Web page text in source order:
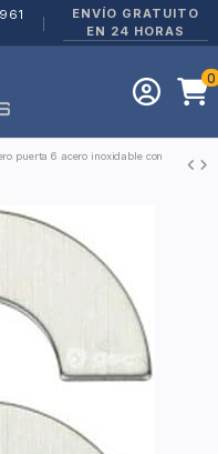
ENVÍO GRATUITO
EN 24 HORAS
0
puerta 6 acero inoxidable con